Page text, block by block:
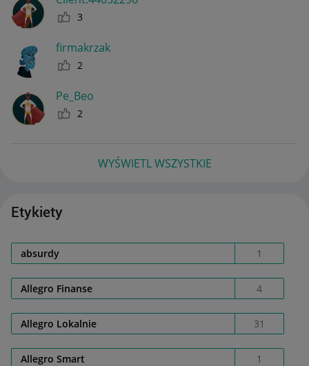
3
firmakrzak
2
Pe_Beo
2
WYŚWIETL WSZYSTKIE
Etykiety
absurdy 1
Allegro Finanse 4
Allegro Lokalnie 31
Allegro Smart 1